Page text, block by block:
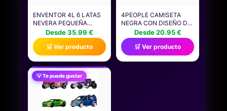
ENVENTOR 4L 6 LATAS
NEVERA PEQUEÑA
NEGRO, MINI
FRIGORIFICO CON
ENFRIADOR Y
CALENTADOR, NEVERA
PORTATIL CON
ALIMENTACIÓN
12V/220V, MINI NEVERA
PARA HABITACION,
OFICINA, COCHE,
FRUTAS Y BEBIDAS
Desde 35.99 €
🛒 Ver producto
4PEOPLE CAMISETA
NEGRA CON DISEÑO DE
CABALLO SALVAJE -
ESTILO
AUTOMOVILÍSTICO Y
CLÁSICO PARA
AMANTES DE LOS
Desde 20.95 €
🛒 Ver producto
💡 Te puede gustar